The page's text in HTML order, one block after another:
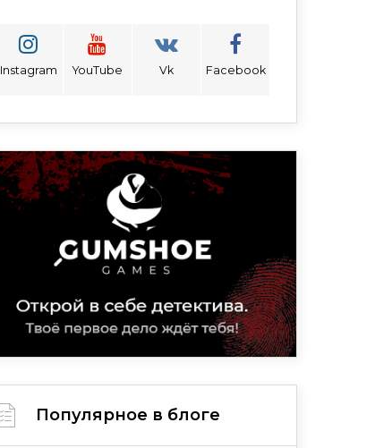
Instagram YouTube Vk Facebook
Популярное в блоге